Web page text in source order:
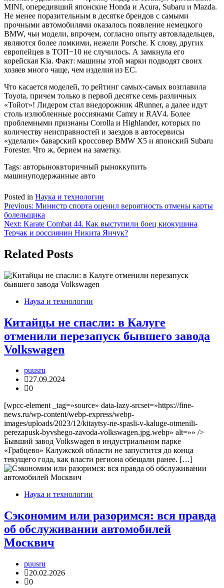
MINI, опередивший японские Honda и Acura, Subaru и Mazda.
Не менее поразительным в десятке брендов с самыми
прочными автомобилями оказалось появление немецкого
BMW, чьи модели, впрочем, согласно опыту автовладельцев,
являются более ломкими, нежели Porsche. К слову, других
европейцев в ТОП−10 не случилось. А замкнула его
корейская Kia. Факт: машины этой марки подводят своих
хозяев много чаще, чем изделия из ЕС.
Что касается моделей, то рейтинг самых-самых возглавила
Toyota, причем только в первой десятке семь различных
«Тойот»! Лидером стал внедорожник 4Runner, а далее идут
столь излюбленные россиянами Camry и RAV4. Более
проблемными признаны Corolla и Highlander, которых по
количеству неисправностей и заездов в автосервисы
«уделали» баварский кроссовер BMW X5 и японский Subaru
Forester. Что ж, берием на заметку.
Tags: авторыноквторичный рыноккупить
машинуподержанные авто
Posted in Наука и технологии
Навигация
по
записям
Previous: Министр спорта оценил вероятность отмены карты
болельщика
Next: Karate Combat 44. Как выступили боец киокушина
Терчак и россиянин Никита Янчук?
Related Posts
Наука и технологии
Китайцы не спасли: в Калуге
отменили перезапуск бывшего завода
Volkswagen
puusru
27.09.2024
0
[wpcc-element _tag=»source» data-lazy-srcset=»https://fine-
news.ru/wp-content/webp-express/webp-
images/uploads/2023/12/kitaytsy-ne-spasli-v-kaluge-otmenili-
perezapusk-byvshego-zavoda-volkswagen.jpg.webp» alt=»» />
Бывший завод Volkswagen в индустриальном парке
«Грабцево» Калужской области не запустится до конца
текущего года, как власти региона обещали ранее. […]
Наука и технологии
Сэкономим или разоримся: вся правда
об обслуживании автомобилей
Москвич
puusru
20.02.2026
0